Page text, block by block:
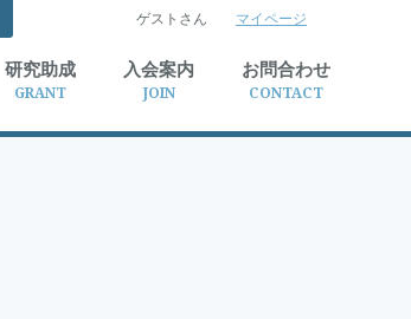
検索
ゲストさん マイページ
研究助成
GRANT
入会案内
JOIN
お問合わせ
CONTACT